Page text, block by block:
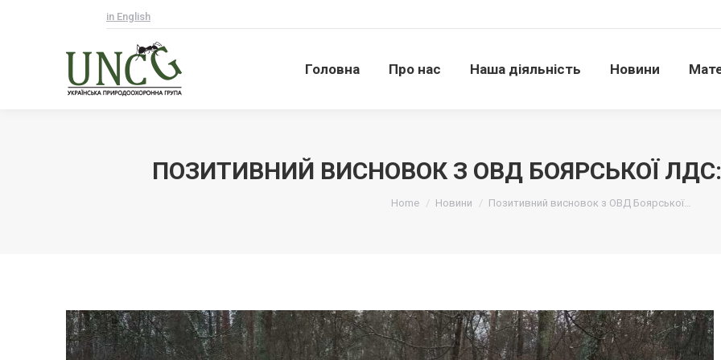
in English
Головна Про нас Наша діяльність Новини
ПОЗИТИВНИЙ ВИСНОВОК З ОВД БОЯРСЬКОЇ
Home Новини Позитивний висновок з ОВД Боярської…
Головна Про нас Наша діяльність Новини